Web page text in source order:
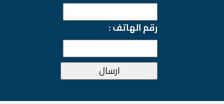
رقم الهاتف :